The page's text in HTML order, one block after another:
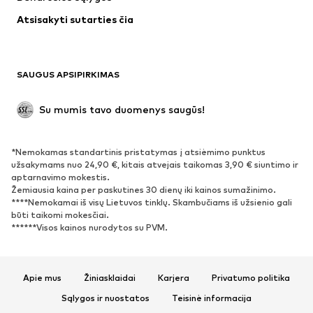
Apatiniai
Paltai
Proginiai
Išskirtiniai
BATAI
Naujienos
Sportbačiai
Aulinukai
Batai su kulniukais
Auliniai batai
Įsispiriami bateliai
Šlepetės
Atsisakyti sutarties čia
SAUGUS APSIPIRKIMAS
Su mumis tavo duomenys saugūs!
*Nemokamas standartinis pristatymas į atsiėmimo punktus
užsakymams nuo 24,90 €, kitais atvejais taikomas 3,90 € siuntimo ir
aptarnavimo mokestis.
Žemiausia kaina per paskutines 30 dienų iki kainos sumažinimo.
****Nemokamai iš visų Lietuvos tinklų. Skambučiams iš užsienio gali
būti taikomi mokesčiai.
******Visos kainos nurodytos su PVM.
Apie mus Žiniasklaidai Karjera
Privatumo politika
Sąlygos ir nuostatos
Teisinė informacija